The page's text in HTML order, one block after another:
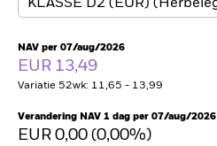
Particulieren
Nederland
NAV per 07/aug/2026
EUR 13,49
Variatie 52wk: 11,65 - 13,99
Verandering NAV 1 dag per 07/aug/2026
EUR 0,00 (0,00%)